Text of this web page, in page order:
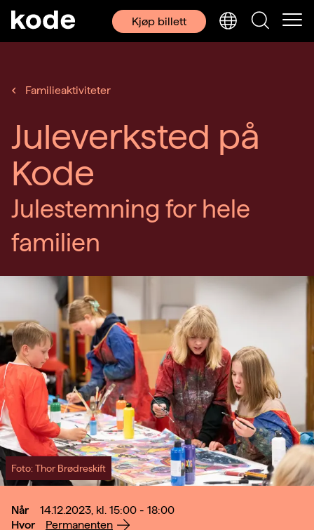
Kjøp billett
Familieaktiviteter
Juleverksted på
Kode
Julestemning for hele
familien
Foto: Thor Brødreskift
Når
14.12.2023, kl. 15:00 - 18:00
Hvor
Permanenten